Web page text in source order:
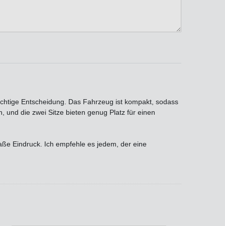
Entscheidung. Das Fahrzeug ist kompakt, sodass
und die zwei Sitze bieten genug Platz für einen
Eindruck. Ich empfehle es jedem, der eine